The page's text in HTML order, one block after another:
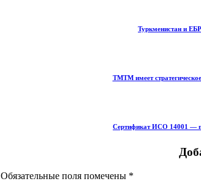
Туркменистан и
ТМТМ имеет
Сертификат ИСО 14001 —
Обязательные поля помечены *